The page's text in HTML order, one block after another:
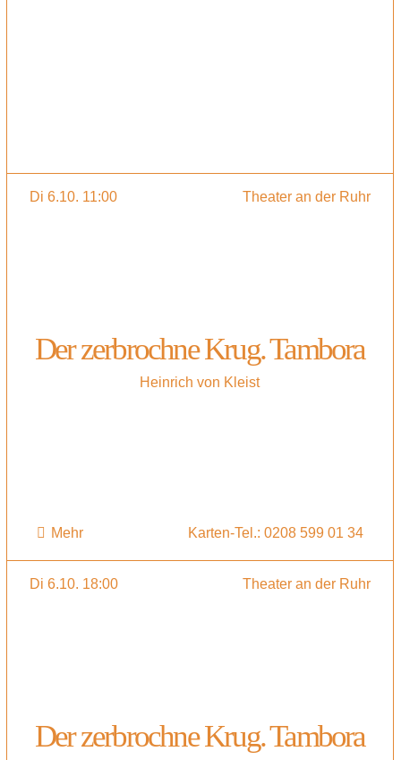
Di 6.10. 11:00 Theater an der Ruhr
Der zerbrochne Krug. Tambora
Heinrich von Kleist
Mehr Karten-Tel.: 0208 599 01 34
Di 6.10. 18:00 Theater an der Ruhr
Der zerbrochne Krug. Tambora